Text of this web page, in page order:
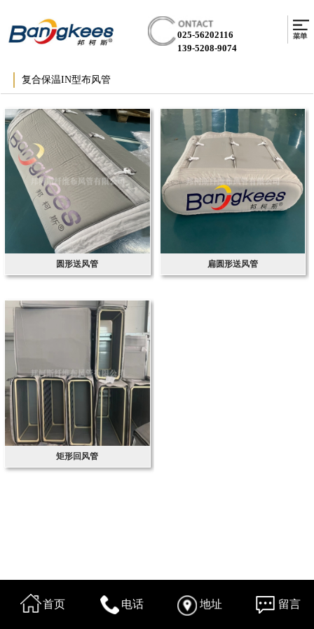
025-56202116
139-5208-9074
复合保温IN型布风管
圆形送风管 扁圆形送风管
矩形回风管
首页 电话 地址 留言